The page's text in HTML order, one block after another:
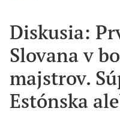
Diskusia:
Slovana v
majstrov.
Estónska